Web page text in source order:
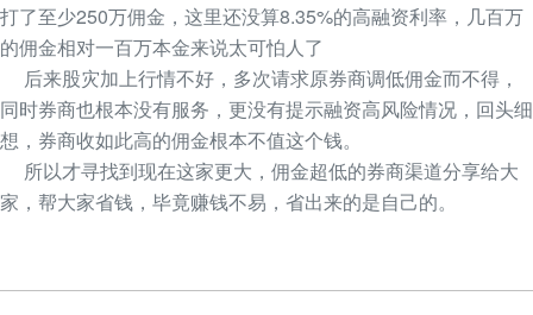
打了至少250万佣金，这里还没算8.35%的高融资利率，几百万
的佣金相对一百万本金来说太可怕人了
后来股灾加上行情不好，多次请求原券商调低佣金而不得，
同时券商也根本没有服务，更没有提示融资高风险情况，回头细
想，券商收如此高的佣金根本不值这个钱。
所以才寻找到现在这家更大，佣金超低的券商渠道分享给大
家，帮大家省钱，毕竟赚钱不易，省出来的是自己的。